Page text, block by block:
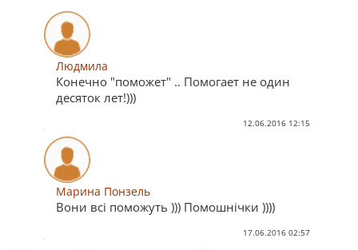
Людмила
Конечно "поможет" .. Помогает не один
десяток лет!)))
12.06.2016 12:15
Марина Понзель
Вони всі поможуть ))) Помошнічки ))))
17.06.2016 02:57